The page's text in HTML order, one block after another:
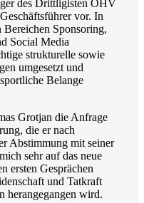
des Drittligisten OHV
vor. In
Sponsoring,
Social Media
strukturelle sowie
umgesetzt und
Belange
Grotjan die Anfrage
die er nach
Abstimmung mit seiner
sehr auf das neue
ersten Gesprächen
und Tatkraft
herangegangen wird.